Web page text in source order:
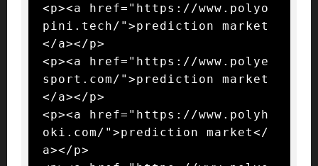
<p><a href="https://www.polyo
pini.tech/">prediction market
</a></p>
<p><a href="https://www.polye
sport.com/">prediction market
</a></p>
<p><a href="https://www.polyh
oki.com/">prediction market</
a></p>